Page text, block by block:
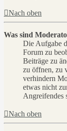
Nach oben
Was sind
Die Aufgabe
Forum zu
Beiträge zu
zu öffnen, zu
verhindern
etwas nicht
Angreifendes
Nach oben